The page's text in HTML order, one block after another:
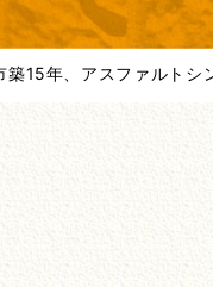
築15年、アスファルトシ